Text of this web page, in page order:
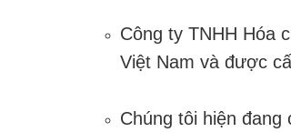
Công ty TNHH Hóa
Việt Nam và được
Chúng tôi hiện